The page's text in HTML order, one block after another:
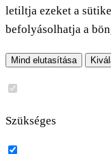
letiltja ezeket a
befolyásolhatja a
Mind elutasítása
Szükséges